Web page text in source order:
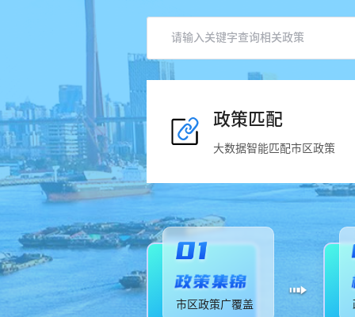
政策匹配
大数据智能匹配市区政策
市区政策广覆盖